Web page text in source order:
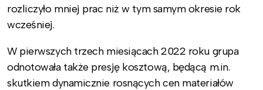
rozliczyło mniej prac niż w tym samym okresie rok
wcześniej.
W pierwszych trzech miesiącach 2022 roku grupa
odnotowała także presję kosztową, będącą m.in.
skutkiem dynamicznie rosnących cen materiałów